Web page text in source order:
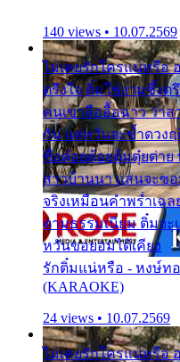
140 views • 10.07.2569
ไม่เคยรักใครแน่หรือ
ตรึงใจ ติ๋มใช่งามซึ้ง
คนเขาลืออื้อฉาว ว่า
กัน แต่หวั่นจะช้ำดวง
ชื่อต๋อยต้อยตุ้มตุ๋ยต่าย
สาวบ้านนา แสนจะซ
จริงเหมือนคำพร่ำเฉ
ตามธรรมเนียม ติ๋มจะ
หวั่นขอยอมได้เคียง
รักติ๋มแน่หรือ - หงษ์ท
(KARAOKE)
24 views • 10.07.2569
ไม่เคยรักใครแน่หรือ